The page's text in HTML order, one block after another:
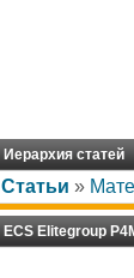
Иерархия статей
Статьи »
ECS Elitegroup